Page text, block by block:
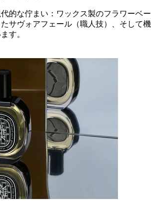
的な佇まい：ワックス製のフラワーベー
サヴォアフェール（職人技）、そして機
す。